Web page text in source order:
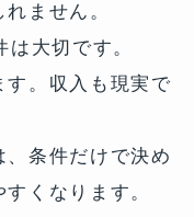
ません。
大切です。
す。収入も現実で
条件だけで決め
くなります。